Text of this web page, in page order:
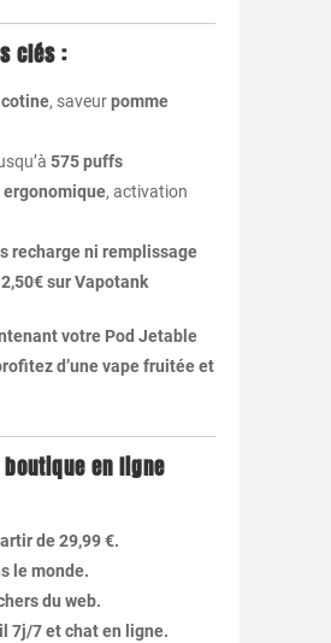
clés :
, saveurpomme
575 puffs
ergonomique, activation
recharge ni remplissage
sur Vapotank
votre Pod Jetable
d’une vape fruitée et
en ligne
de 29,99 €.
le monde.
du web.
7j/7 et chat en ligne.